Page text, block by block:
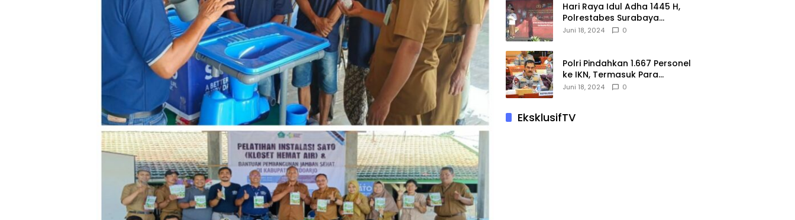
Hari Raya Idul Adha 1445 H,
Polrestabes Surabaya
Menerima dan Menyalurkan
Juni 18, 2024 0
Polri Pindahkan 1.667 Personel
ke IKN, Termasuk Para
Jenderal.
Juni 18, 2024 0
EksklusifTV